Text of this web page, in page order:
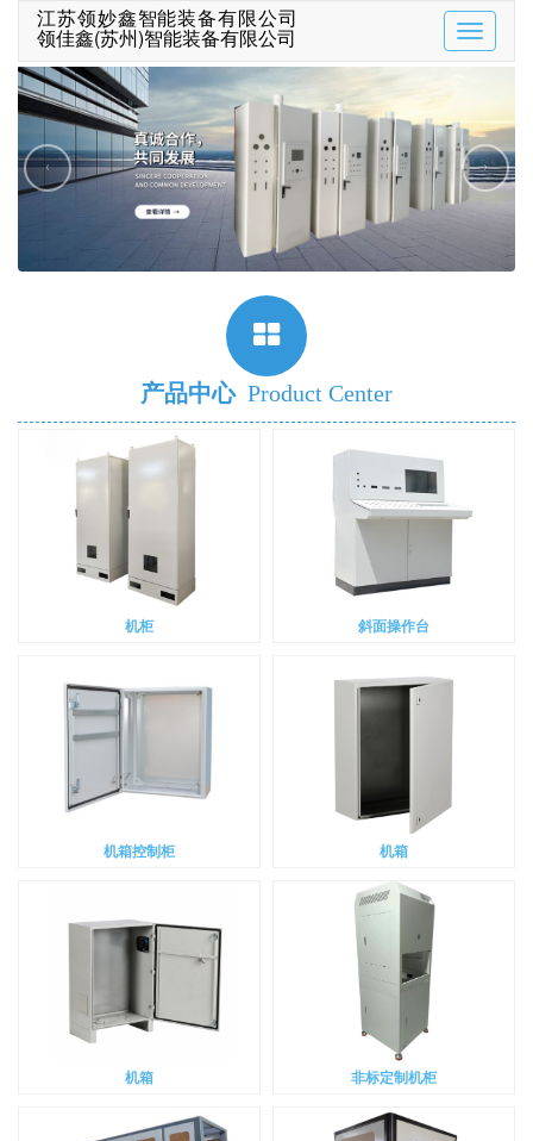
Toggle
江苏领妙鑫智能装备有限公司
领佳鑫(苏州)智能装备有限公司
‹ ›
产品中心 Product Center
机柜 斜面操作台
机箱控制柜 机箱
机箱 非标定制机柜